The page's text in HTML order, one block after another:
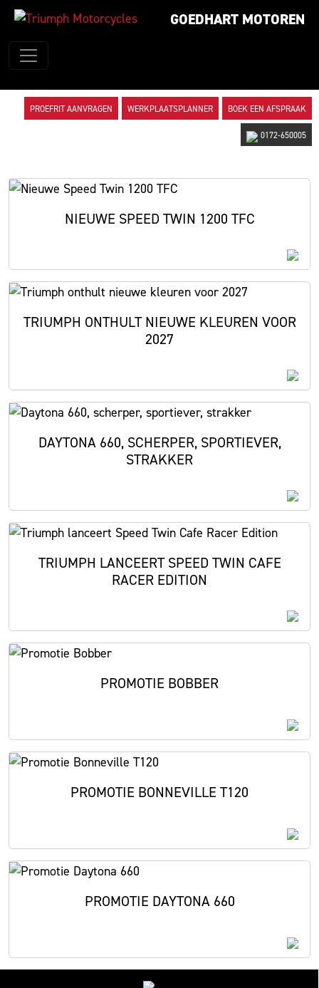
GOEDHART MOTOREN
PROEFRIT AANVRAGEN WERKPLAATSPLANNER BOEK EEN AFSPRAAK
0172-650005
NIEUWE SPEED TWIN 1200 TFC
TRIUMPH ONTHULT NIEUWE KLEUREN VOOR
2027
DAYTONA 660, SCHERPER, SPORTIEVER,
STRAKKER
TRIUMPH LANCEERT SPEED TWIN CAFE
RACER EDITION
PROMOTIE BOBBER
PROMOTIE BONNEVILLE T120
PROMOTIE DAYTONA 660